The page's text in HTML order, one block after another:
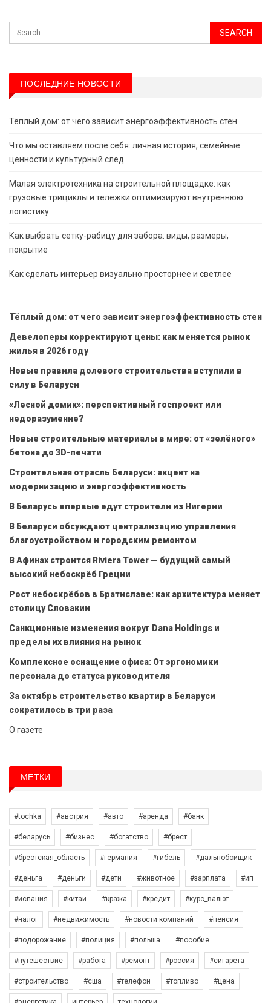
ПОСЛЕДНИЕ НОВОСТИ
Тёплый дом: от чего зависит энергоэффективность стен
Что мы оставляем после себя: личная история, семейные
ценности и культурный след
Малая электротехника на строительной площадке: как
грузовые трициклы и тележки оптимизируют внутреннюю
логистику
Как выбрать сетку-рабицу для забора: виды, размеры,
покрытие
Как сделать интерьер визуально просторнее и светлее
Тёплый дом: от чего зависит энергоэффективность стен
Девелоперы корректируют цены: как меняется рынок
жилья в 2026 году
Новые правила долевого строительства вступили в
силу в Беларуси
«Лесной домик»: перспективный госпроект или
недоразумение?
Новые строительные материалы в мире: от «зелёного»
бетона до 3D-печати
Строительная отрасль Беларуси: акцент на
модернизацию и энергоэффективность
В Беларусь впервые едут строители из Нигерии
В Беларуси обсуждают централизацию управления
благоустройством и городским ремонтом
В Афинах строится Riviera Tower — будущий самый
высокий небоскрёб Греции
Рост небоскрёбов в Братиславе: как архитектура меняет
столицу Словакии
Санкционные изменения вокруг Dana Holdings и
пределы их влияния на рынок
Комплексное оснащение офиса: От эргономики
персонала до статуса руководителя
За октябрь строительство квартир в Беларуси
сократилось в три раза
О газете
МЕТКИ
#tochka #австрия #авто #аренда #банк
#беларусь #бизнес #богатство #брест
#брестская_область #германия #гибель #дальнобойщик
#деньга #деньги #дети #животное #зарплата #ип
#испания #китай #кража #кредит #курс_валют
#налог #недвижимость #новости компаний #пенсия
#подорожание #полиция #польша #пособие
#путешествие #работа #ремонт #россия #сигарета
#строительство #сша #телефон #топливо #цена